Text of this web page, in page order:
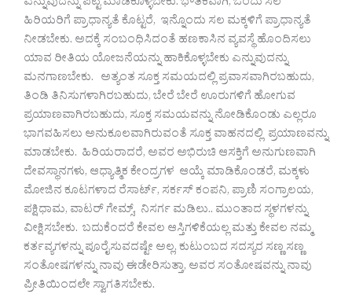
ಹಿರಿಯರಿಗೆ ಪ್ರಾಧಾನ್ಯತೆ ಕೊಟ್ಟರೆ, ಇನ್ನೊಂದು ಸಲ ಮಕ್ಕಳಿಗೆ ಪ್ರಾಧಾನ್ಯತೆ
ನೀಡಬೇಕು. ಅದಕ್ಕೆ ಸಂಬಂಧಿಸಿದಂತೆ ಹಣಕಾಸಿನ ವ್ಯವಸ್ಥೆ ಹೊಂದಿಸಲು
ಯಾವ ರೀತಿಯ ಯೋಜನೆಯನ್ನು ಹಾಕಿಕೊಳ್ಳಬೇಕು ಎನ್ನುವುದನ್ನು
ಮನಗಾಣಬೇಕು. ಅತ್ಯಂತ ಸೂಕ್ತ ಸಮಯದಲ್ಲಿ ಪ್ರವಾಸವಾಗಿರಬಹುದು,
ತಿಂಡಿ ತಿನಿಸುಗಳಾಗಿರಬಹುದು, ಬೇರೆ ಬೇರೆ ಊರುಗಳಿಗೆ ಹೋಗುವ
ಪ್ರಯಾಣವಾಗಿರಬಹುದು, ಸೂಕ್ತ ಸಮಯವನ್ನು ನೋಡಿಕೊಂಡು ಎಲ್ಲರೂ
ಭಾಗವಹಿಸಲು ಅನುಕೂಲವಾಗಿರುವಂತೆ ಸೂಕ್ತ ವಾಹನದಲ್ಲಿ ಪ್ರಯಾಣವನ್ನು
ಮಾಡಬೇಕು. ಹಿರಿಯರಾದರೆ, ಅವರ ಅಭಿರುಚಿ ಆಸಕ್ತಿಗೆ ಅನುಗುಣವಾಗಿ
ದೇವಸ್ಥಾನಗಳು, ಆಧ್ಯಾತ್ಮಿಕ ಕೇಂದ್ರಗಳ ಆಯ್ಕೆ ಮಾಡಿಕೊಂಡರೆ, ಮಕ್ಕಳು
ಮೋಜಿನ ಕೂಟಗಳಾದ ರೆಸಾರ್ಟ್, ಸರ್ಕಸ್ ಕಂಪನಿ, ಪ್ರಾಣಿ ಸಂಗ್ರಾಲಯ,
ಪಕ್ಷಿಧಾಮ, ವಾಟರ್ ಗೇಮ್ಸ್, ನಿಸರ್ಗ ಮಡಿಲು.. ಮುಂತಾದ ಸ್ಥಳಗಳನ್ನು
ವೀಕ್ಷಿಸಬೇಕು. ಬದುಕೆಂದರೆ ಕೇವಲ ಆಸ್ತಿಗಳಿಕೆಯಲ್ಲ ಮತ್ತು ಕೇವಲ ನಮ್ಮ
ಕರ್ತವ್ಯಗಳನ್ನು ಪೂರೈಸುವದಷ್ಟೇ ಅಲ್ಲ, ಕುಟುಂಬದ ಸದಸ್ಯರ ಸಣ್ಣ ಸಣ್ಣ
ಸಂತೋಷಗಳನ್ನು ನಾವು ಈಡೇರಿಸುತ್ತಾ, ಅವರ ಸಂತೋಷವನ್ನು ನಾವು
ಪ್ರೀತಿಯಿಂದಲೇ ಸ್ವಾಗತಿಸಬೇಕು.